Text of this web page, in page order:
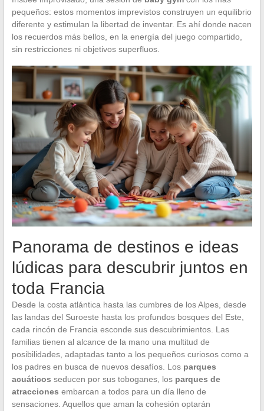
pequeños: estos momentos imprevistos construyen un equilibrio
diferente y estimulan la libertad de inventar. Es ahí donde nacen
los recuerdos más bellos, en la energía del juego compartido,
sin restricciones ni objetivos superfluos.
Panorama de destinos e ideas
lúdicas para descubrir juntos en
toda Francia
Desde la costa atlántica hasta las cumbres de los Alpes, desde
las landas del Suroeste hasta los profundos bosques del Este,
cada rincón de Francia esconde sus descubrimientos. Las
familias tienen al alcance de la mano una multitud de
posibilidades, adaptadas tanto a los pequeños curiosos como a
los padres en busca de nuevos desafíos. Los parques
acuáticos seducen por sus toboganes, los parques de
atracciones embarcan a todos para un día lleno de
sensaciones. Aquellos que aman la cohesión optarán